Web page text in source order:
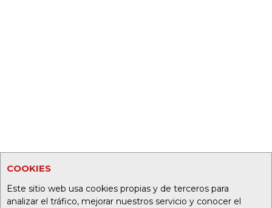
COOKIES
Este sitio web usa cookies propias y de terceros para
analizar el tráfico, mejorar nuestros servicio y conocer el